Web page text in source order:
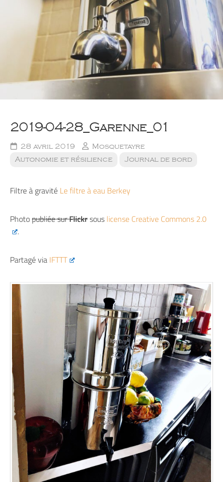
2019-04-28_Garenne_01
28 avril 2019
Mosquetayre
Autonomie et résilience
Journal de bord
Filtre à gravité Le filtre à eau Berkey
Photopubliée surFlickrsous license Creative Commons 2.0
.
Partagé via IFTTT